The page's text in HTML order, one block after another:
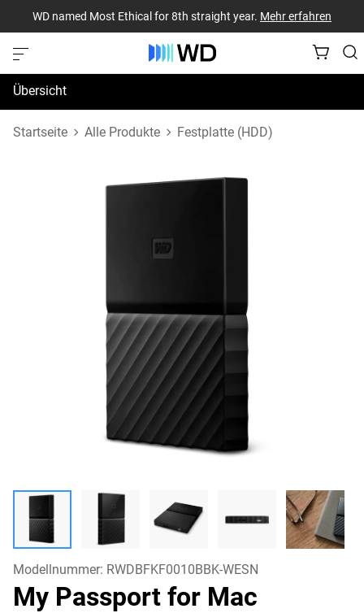
WD named Most Ethical for 8th straight year. Mehr erfahren
Übersicht
Technische Daten
Startseite Alle Produkte Festplatte (HDD)
Modellnummer: RWDBFKF0010BBK-WESN
My Passport for Mac